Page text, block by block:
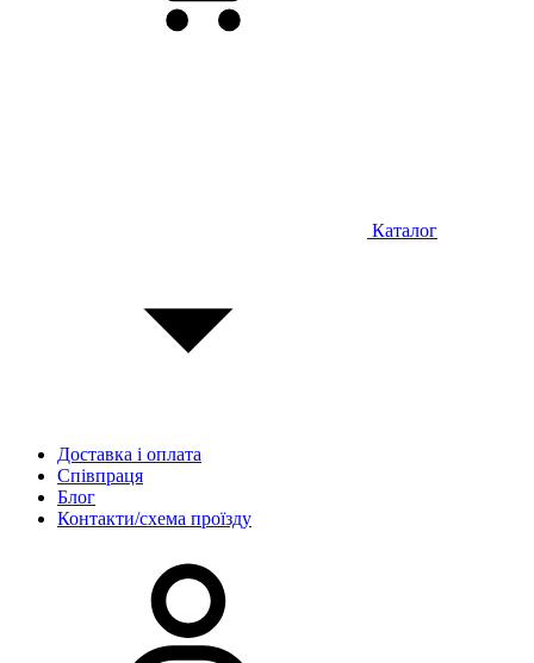
Каталог
Доставка і оплата
Співпраця
Блог
Контакти/схема проїзду